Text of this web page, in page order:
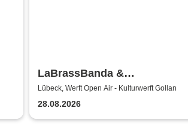
LaBrassBanda &
Fäaschtbänkler
Lübeck, Werft Open Air - Kulturwerft Gollan
28.08.2026